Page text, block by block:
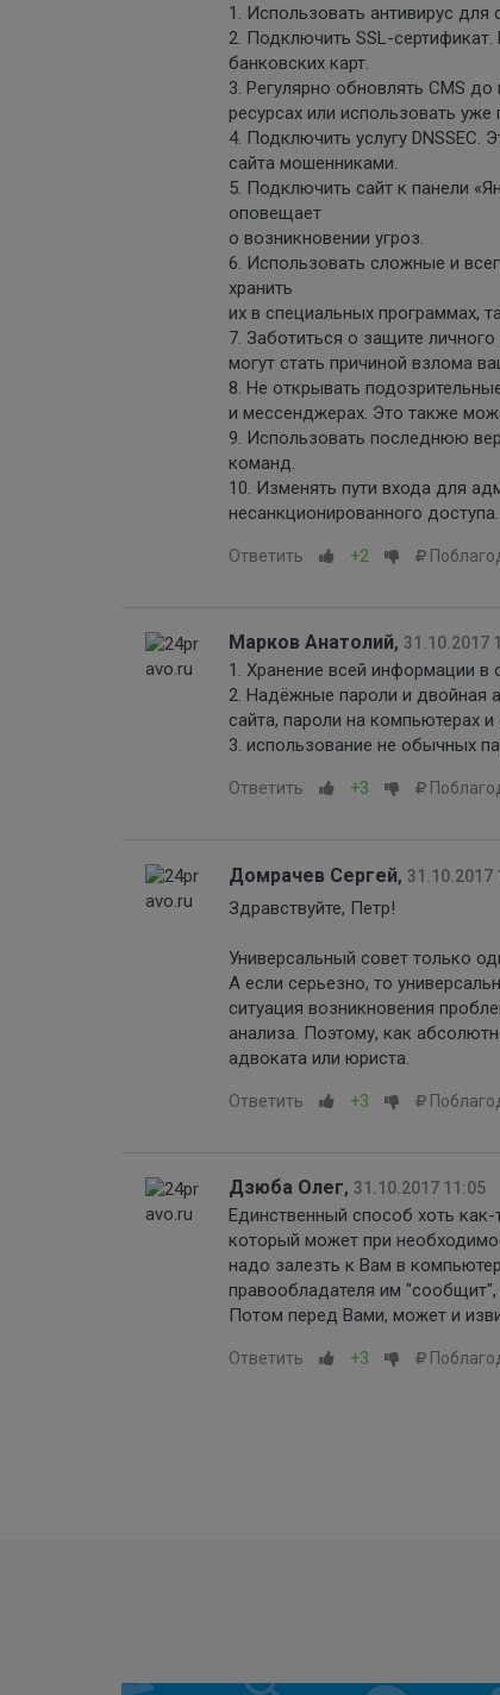
1. Использовать антивирус для
2. Подключить SSL-
банковских карт.
3. Регулярно обновлять CMS
ресурсах или использовать
4. Подключить услугу DNSSEC.
сайта мошенниками.
5. Подключить сайт к панели
оповещает
о возникновении угроз.
6. Использовать сложные и
хранить
их в специальных программах,
7. Заботиться о защите
могут стать причиной взлома
8. Не открывать
и мессенджерах. Это также
9. Использовать последнюю
команд.
10. Изменять пути входа для
несанкционированного доступа.
Ответить +2
Марков Анатолий, 31.10.2017
1. Хранение всей информации в
2. Надёжные пароли и двойная
сайта, пароли на компьютерах
3. использование не обычных
Ответить +3
Домрачев Сергей, 31.10.2017
Здравствуйте, Петр!
Универсальный совет только
А если серьезно, то
ситуация возникновения
анализа. Поэтому, как
адвоката или юриста.
Ответить +3
Дзюба Олег, 31.10.2017 11:05
Единственный способ хоть
который может при
надо залезть к Вам в
правообладателя им
Потом перед Вами, может и
Ответить +3